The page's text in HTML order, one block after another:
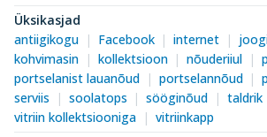
Üksikasjad
antiigikogu
Facebook internet
kohvimasin
kollektsioon nõuderiiul
portselanist lauanõud
portselannõud
serviis
soolatops sööginõud
taldrik
vitriin kollektsiooniga
vitriinkapp